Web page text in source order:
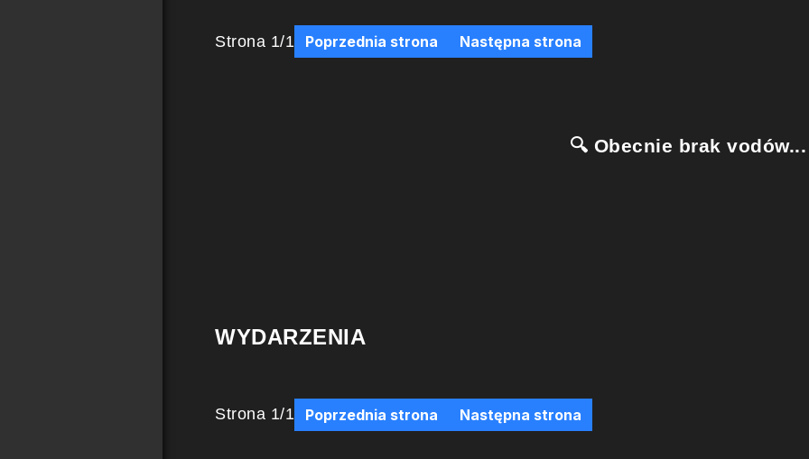
Strona 1/1 Poprzednia strona Następna strona
🔍 Obecnie brak vodów...
WYDARZENIA
Strona 1/1 Poprzednia strona Następna strona